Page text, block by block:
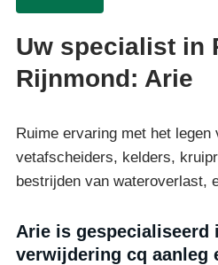
Uw specialist in
Rijnmond: Arie
Ruime ervaring met het
vetafscheiders, kelders,
bestrijden van wateroverlast,
Arie is gespecialiseerd
verwijdering cq aanleg